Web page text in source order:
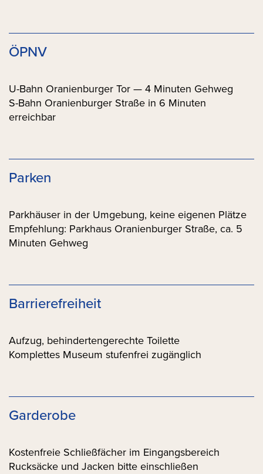
ÖPNV
U-Bahn Oranienburger Tor — 4 Minuten Gehweg
S-Bahn Oranienburger Straße in 6 Minuten
erreichbar
Parken
Parkhäuser in der Umgebung, keine eigenen Plätze
Empfehlung: Parkhaus Oranienburger Straße, ca. 5
Minuten Gehweg
Barrierefreiheit
Aufzug, behindertengerechte Toilette
Komplettes Museum stufenfrei zugänglich
Garderobe
Kostenfreie Schließfächer im Eingangsbereich
Rucksäcke und Jacken bitte einschließen